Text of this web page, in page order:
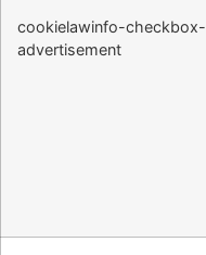
cookielawinfo-checkbox-
advertisement